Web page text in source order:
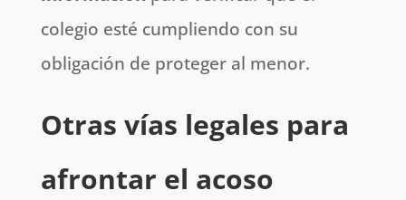
colegio esté cumpliendo con su
obligación de proteger al menor.
Otras vías legales para
afrontar el acoso